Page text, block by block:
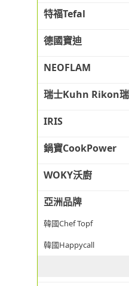
特福Tefal
德國寶迪
NEOFLAM
瑞士Kuhn Rikon
IRIS
鍋寶CookPower
WOKY沃廚
亞洲品牌
韓國Chef Topf
韓國Happycall